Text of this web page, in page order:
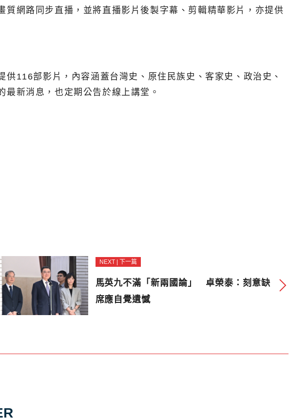
網路同步直播，並將直播影片後製字幕、剪輯精華影片，亦提供
116部影片，內容涵蓋台灣史、原住民族史、客家史、政治史、
新消息，也定期公告於線上講堂。
NEXT | 下一篇
馬英九不滿「新兩國論」 卓榮泰：刻意缺
席應自覺遺憾